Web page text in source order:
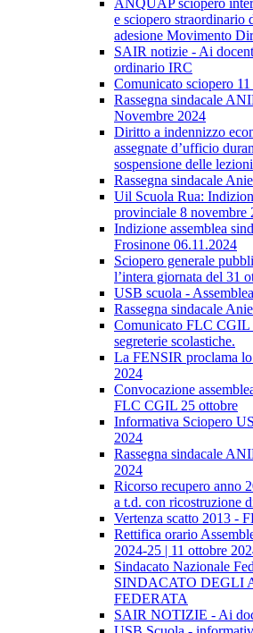
ANQUAP sciopero
e sciopero straordinario
adesione Movimento
SAIR notizie - Ai
ordinario IRC
Comunicato sciopero
Rassegna sindacale
Novembre 2024
Diritto a indennizzo
assegnate d’ufficio
sospensione delle lezioni
Rassegna sindacale
Uil Scuola Rua:
provinciale 8 novembre
Indizione assemblea
Frosinone 06.11.2024
Sciopero generale
l’intera giornata del 31
USB scuola -
Rassegna sindacale
Comunicato FLC
segreterie scolastiche.
La FENSIR proclama
2024
Convocazione
FLC CGIL 25 ottobre
Informativa Sciopero
2024
Rassegna sindacale
2024
Ricorso recupero anno
a t.d. con ricostruzione
Vertenza scatto 2013 -
Rettifica orario
2024-25 | 11 ottobre
Sindacato Nazionale
SINDACATO DEGLI
FEDERATA
SAIR NOTIZIE - Ai